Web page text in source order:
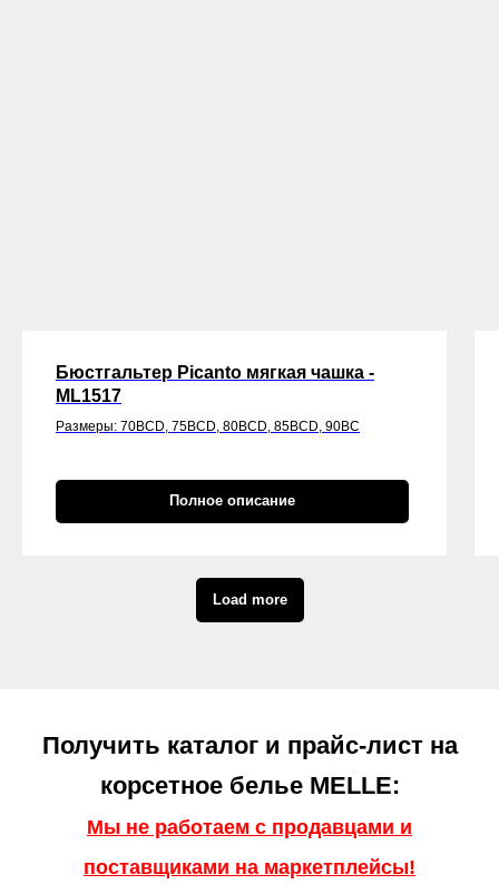
Бюстгальтер Picanto мягкая чашка -
ML1517
Размеры: 70BCD, 75BCD, 80BCD, 85BCD, 90BC
Полное описание
Load more
Получить каталог и прайс-лист на
корсетное белье MELLE:
Мы не работаем с продавцами и
поставщиками на маркетплейсы!